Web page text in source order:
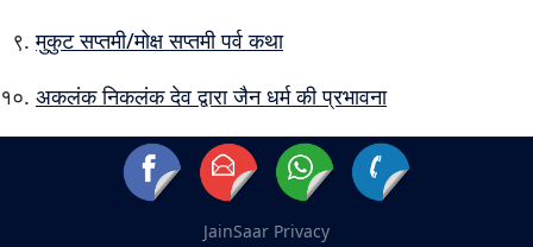
मुकुट सप्तमी/मोक्ष सप्तमी पर्व कथा
अकलंक निकलंक देव द्वारा जैन धर्म की प्रभावना
JainSaar Privacy